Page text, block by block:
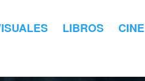
LIBROS CINE